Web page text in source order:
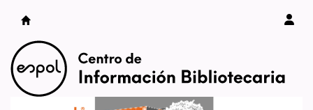
Catálogo en línea